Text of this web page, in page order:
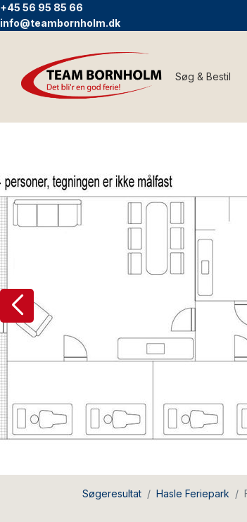
+45 56 95 85 66
info@teambornholm.dk
Søg & Bestil
Søgeresultat Hasle Feriepark